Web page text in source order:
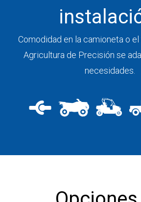
Comodidad en la camioneta o
Agricultura de Precisión se
necesidades.